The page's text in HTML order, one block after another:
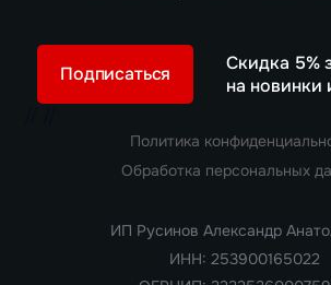
Скидка 5%
на новинки
Подписаться
Политика
Обработка персональных
ИП Русинов Александр
ИНН: 253900165022